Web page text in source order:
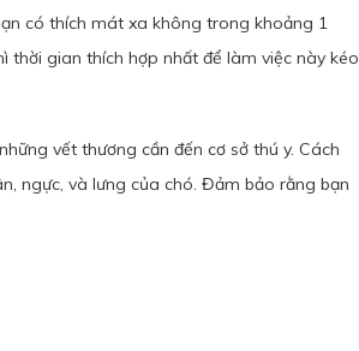
có thích mát xa không trong khoảng 1
thời gian thích hợp nhất để làm việc này kéo
vết thương cần đến cơ sở thú y. Cách
ngực, và lưng của chó. Đảm bảo rằng bạn